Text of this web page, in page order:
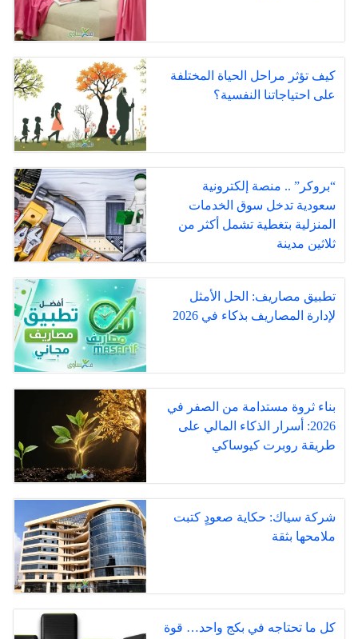
كيف تؤثر مراحل الحياة المختلفة
على احتياجاتنا النفسية؟
“بروكر” .. منصة إلكترونية
سعودية تدخل سوق الخدمات
المنزلية بتغطية تشمل أكثر من
ثلاثين مدينة
تطبيق مصاريف: الحل الأمثل
لإدارة المصاريف بذكاء في 2026
بناء ثروة مستدامة من الصفر في
2026: أسرار الذكاء المالي على
طريقة روبرت كيوساكي
شركة سياك: حكاية صعودٍ كتبت
ملامحها بثقة
كل ما تحتاجه في بكج واحد… قوة